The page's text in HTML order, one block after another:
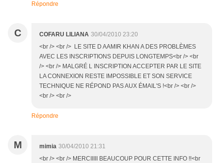
Répondre
C COFARU LILIANA 30/04/2010 23:20
<br /> <br /> LE SITE D AAMIR KHAN A DES PROBLÈMES
AVEC LES INSCRIPTIONS DEPUIS LONGTEMPS<br /> <br
/> <br /> MALGRÉ L INSCRIPTION ACCEPTER PAR LE SITE
LA CONNEXION RESTE IMPOSSIBLE ET SON SERVICE
TECHNIQUE NE RÉPOND PAS AUX ÉMAIL'S !<br /> <br />
<br /> <br />
Répondre
M mimia 30/04/2010 21:31
<br /> <br /> MERCIIIII BEAUCOUP POUR CETTE INFO !!<br